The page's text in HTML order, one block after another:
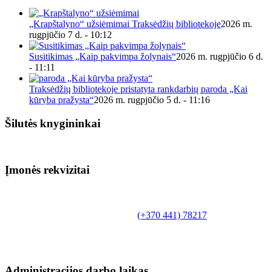
„Krapštalyno“ užsiėmimai Traksėdžių bibliotekoje2026 m.
rugpjūčio 7 d. - 10:12
Susitikimas „Kaip pakvimpa žolynais“2026 m. rugpjūčio 6 d.
- 11:11
Traksėdžių bibliotekoje pristatyta rankdarbių paroda „Kai
kūryba pražysta“2026 m. rugpjūčio 5 d. - 11:16
Šilutės knygininkai
Įmonės rekvizitai
(+370 441) 78217